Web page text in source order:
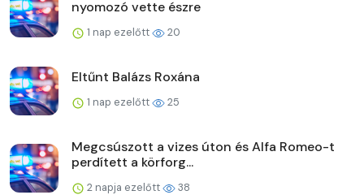
nyomozó vette észre
1 nap ezelőtt 20
Eltűnt Balázs Roxána
1 nap ezelőtt 25
Megcsúszott a vizes úton és Alfa Romeo-t
perdített a körforg...
2 napja ezelőtt 38